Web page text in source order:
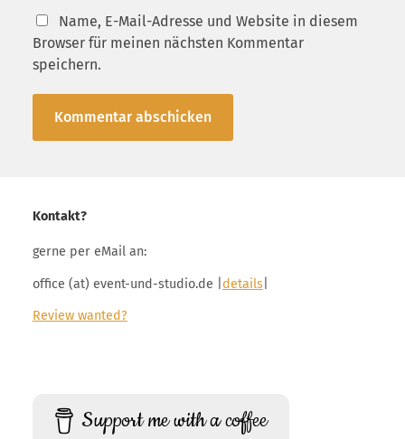
Name, E-Mail-Adresse und Website in diesem
Browser für meinen nächsten Kommentar
speichern.
Kontakt?
gerne per eMail an:
office (at) event-und-studio.de | details|
Review wanted?
Support me with a coffee